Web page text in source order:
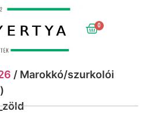
0
/ Marokkó/szurkolói